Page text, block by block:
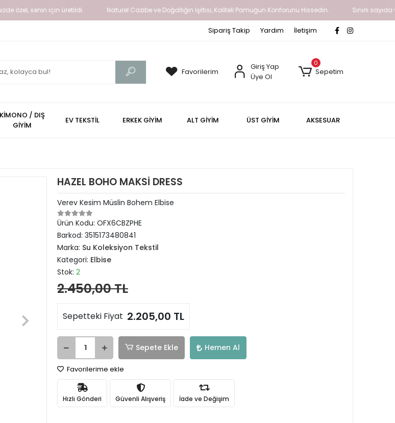
senin için üretildi. Naturel Cazibe ve Doğallığın Işıltısı, Kaliteli Pamuğun Konforunu Hissedin. Sınırlı sayıda ve
Sipariş Takip Yardım İletişim
Favorilerim
Giriş Yap
Üye Ol
0
Sepetim
KİMONO / DIŞ
GİYİM
EV TEKSTİL ERKEK GİYİM ALT GİYİM ÜST GİYİM AKSESUAR
HAZEL BOHO MAKSİ DRESS
Verev Kesim Müslin Bohem Elbise
Ürün Kodu: OFX6CBZPHE
Barkod: 3515173480841
Marka: Su Koleksiyon Tekstil
Kategori: Elbise
Stok: 2
2.450,00 TL
Sepetteki Fiyat 2.205,00 TL
Sepete Ekle Hemen Al
Favorilerime ekle
Hızlı Gönderi Güvenli Alışveriş İade ve Değişim